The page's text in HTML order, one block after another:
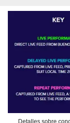
Detalles sobre